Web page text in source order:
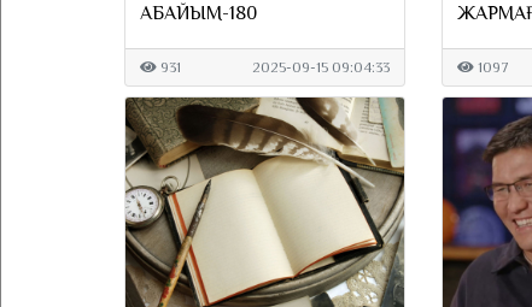
АБАЙЫМ-180
931 2025-09-15 09:04:33 1097